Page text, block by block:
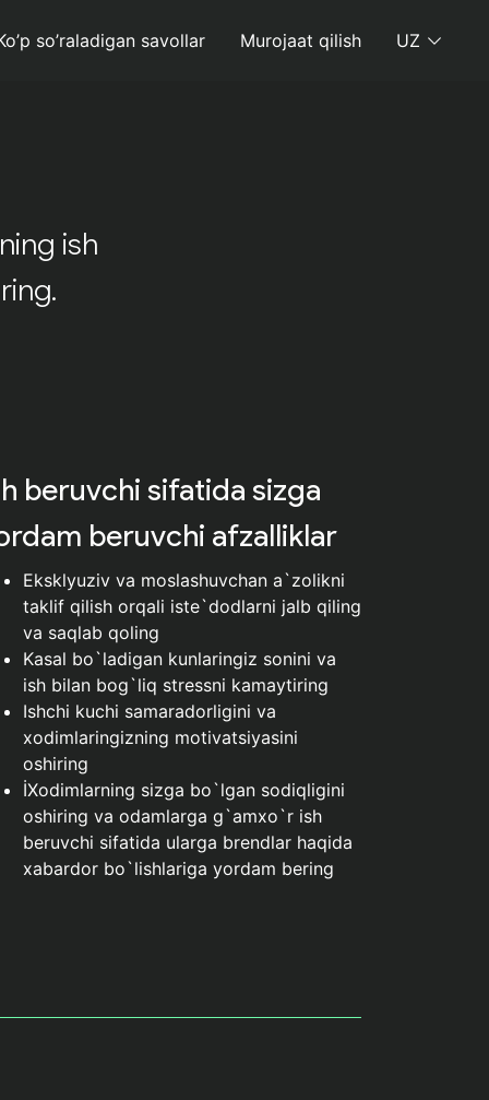
so’raladigan savollar Murojaat qilish UZ
ish
beruvchi sifatida sizga
beruvchi afzalliklar
Eksklyuziv va moslashuvchan a`zolikni
taklif qilish orqali iste`dodlarni jalb qiling
va saqlab qoling
Kasal bo`ladigan kunlaringiz sonini va
ish bilan bog`liq stressni kamaytiring
Ishchi kuchi samaradorligini va
xodimlaringizning motivatsiyasini
oshiring
İXodimlarning sizga bo`lgan sodiqligini
oshiring va odamlarga g`amxo`r ish
beruvchi sifatida ularga brendlar haqida
xabardor bo`lishlariga yordam bering